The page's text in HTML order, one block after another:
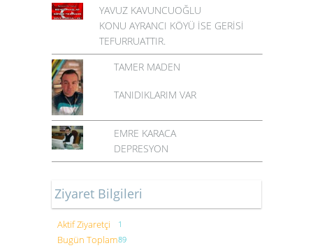
YAVUZ KAVUNCUOĞLU
KONU AYRANCI KÖYÜ İSE GERİSİ
TEFURRUATTIR.
TAMER MADEN
TANIDIKLARIM VAR
EMRE KARACA
DEPRESYON
Ziyaret Bilgileri
Aktif Ziyaretçi 1
Bugün Toplam89